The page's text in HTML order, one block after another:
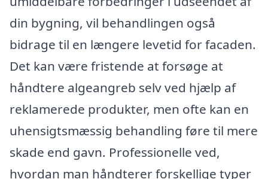
din bygning, vil behandlingen også
bidrage til en længere levetid for facaden.
Det kan være fristende at forsøge at
håndtere algeangreb selv ved hjælp af
reklamerede produkter, men ofte kan en
uhensigtsmæssig behandling føre til mere
skade end gavn. Professionelle ved,
hvordan man håndterer forskellige typer